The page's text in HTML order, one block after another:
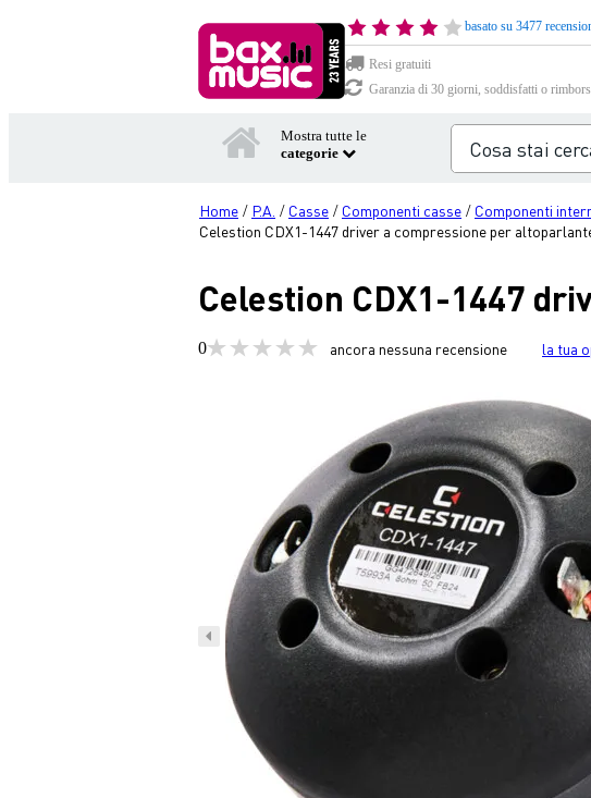
basato su 3477
Resi gratuiti
Garanzia di 30 giorni, soddisfatti o
Mostra tutte le
categorie
Home / P.A. / Casse / Componenti casse / Componenti
Celestion CDX1-1447 driver a compressione per
Celestion CDX1-1447
0 ancora nessuna recensione la tua